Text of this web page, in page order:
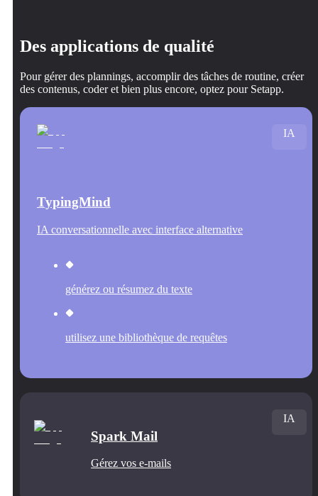
Des applications de qualité
Pour gérer des plannings, accomplir des tâches de routine, créer
des contenus, coder et bien plus encore, optez pour Setapp.
TypingMind
IA conversationnelle avec interface alternative
générez ou résumez du texte
utilisez une bibliothèque de requêtes
IA
Spark Mail
Gérez vos e-mails
IA